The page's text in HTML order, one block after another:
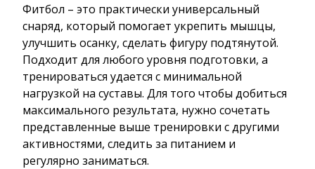
Фитбол – это практически универсальный
снаряд, который помогает укрепить мышцы,
улучшить осанку, сделать фигуру подтянутой.
Подходит для любого уровня подготовки, а
тренироваться удается с минимальной
нагрузкой на суставы. Для того чтобы добиться
максимального результата, нужно сочетать
представленные выше тренировки с другими
активностями, следить за питанием и
регулярно заниматься.